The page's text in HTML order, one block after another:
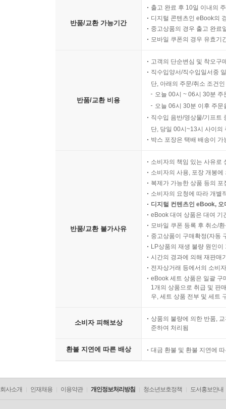
반품/교환 가능기간
출고 완료 후 10일 이내의
디지털 콘텐츠인 eBook의
중고상품의 경우 출고 완료
모바일 쿠폰의 경우 유효기
반품/교환 비용
고객의 단순변심 및 착오구
직수입양서/직수입일서중
단, 아래의 주문/취소 조건
오늘 00시 ~ 06시 30분
오늘 06시 30분 이후 주
직수입 음반/영상물/기프트
단, 당일 00시~13시 사이의
박스 포장은 택배 배송이
반품/교환 불가사유
소비자의 책임 있는 사유로
소비자의 사용, 포장 개봉
복제가 가능한 상품 등의
소비자의 요청에 따라 개별
디지털 컨텐츠인 eBook,
eBook 대여 상품은 대여 기
모바일 쿠폰 등록 후 취소/
중고상품이 구매확정(자동
LP상품의 재생 불량 원인
시간의 경과에 의해 재판매
전자상거래 등에서의 소비
eBook 세트 상품은 일괄 구
1개의 상품으로 취급 및 판
우, 세트 상품 전부 및 세트
소비자 피해보상
상품의 불량에 의한 반품,
준하여 처리됨
환불 지연에 따른 배상 대금 환불 및 환불 지연에
회사소개 인재채용 이용약관 개인정보처리방침 청소년보호정책 도서홍보안내